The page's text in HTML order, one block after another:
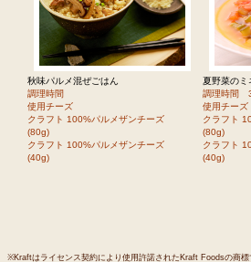
秋味パルメ混ぜごはん
調理時間
使用チーズ
クラフト 100%パルメザンチーズ
(80g)
クラフト 100%パルメザンチーズ
(40g)
夏野菜のミ
調理時間
使用チーズ
クラフト
(80g)
クラフト
(40g)
※Kraftはライセンス契約により使用許諾されたKraft Foodsの商標